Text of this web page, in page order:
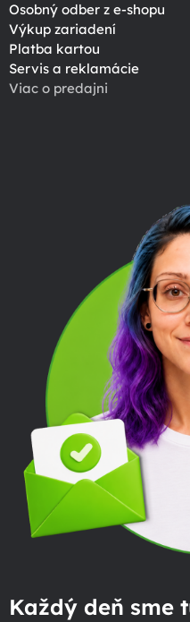
Osobný odber z e-shopu
Výkup zariadení
Platba kartou
Servis a reklamácie
Viac o predajni
Každý deň sme